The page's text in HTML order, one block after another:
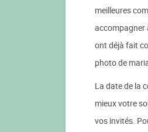
meilleures
accompagner
ont déjà fait
photo de
La date de la
mieux votre
vos invités.